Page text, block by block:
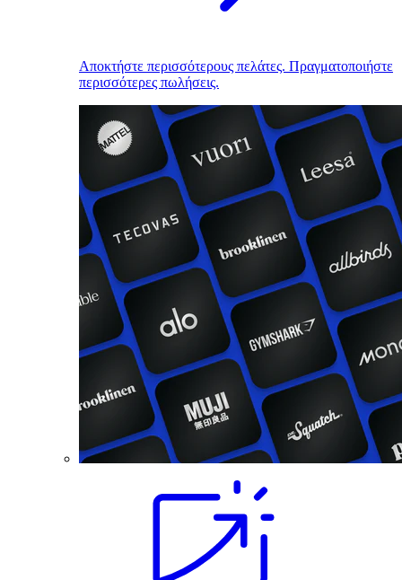
Αποκτήστε περισσότερους πελάτες. Πραγματοποιήστε
περισσότερες πωλήσεις.